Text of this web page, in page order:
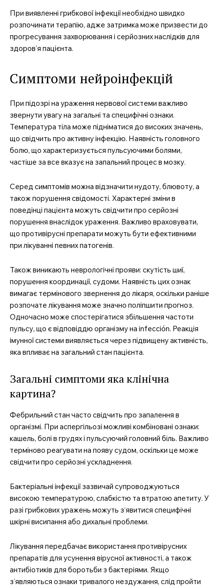
При виявленні грибкової інфекції необхідно швидко
розпочинати терапію, адже затримка може призвести до
прогресування захворювання і серйозних наслідків для
здоров’я пацієнта.
Симптоми нейроінфекцій
При підозрі на ураження нервової системи важливо
звернути увагу на загальні та специфічні ознаки.
Температура тіла може підніматися до високих значень,
що свідчить про активну інфекцію. Наявність головного
болю, що характеризується пульсуючими болями,
частіше за все вказує на запальний процес в мозку.
Серед симптомів можна відзначити нудоту, блювоту, а
також порушення свідомості. Характерні зміни в
поведінці пацієнта можуть свідчити про серйозні
порушення внаслідок ураження. Важливо враховувати,
що противірусні препарати можуть бути ефективними
при лікуванні певних патогенів.
Також виникають неврологічні прояви: скутість шиї,
порушення координації, судоми. Наявність цих ознак
вимагає термінового звернення до лікаря, оскільки раніше
розпочате лікування може значно поліпшити прогноз.
Одночасно може спостерігатися збільшення частоти
пульсу, що є відповіддю організму на infección. Реакція
імунної системи виявляється через підвищену активність,
яка впливає на загальний стан пацієнта.
Загальні симптоми яка клінічна
картина?
Фебрильний стан часто свідчить про запалення в
організмі. При аспергільозі можливі комбіновані ознаки:
кашель, болі в грудях і пульсуючий головний біль. Важливо
терміново реагувати на появу судом, оскільки це може
свідчити про серйозні ускладнення.
Бактеріальні інфекції зазвичай супроводжуються
високою температурою, слабкістю та втратою апетиту. У
разі грибкових уражень можуть з‘явитися специфічні
шкірні висипання або дихальні проблеми.
Лікування передбачає використання противірусних
препаратів для усунення вірусної активності, а також
антибіотиків для боротьби з бактеріями. Якщо
з’являються ознаки тривалого нездужання, слід пройти